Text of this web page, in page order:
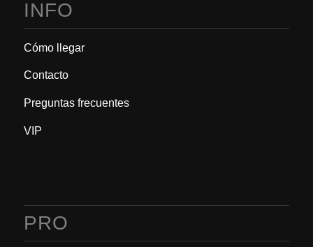
INFO
Cómo llegar
Contacto
Preguntas frecuentes
VIP
PRO